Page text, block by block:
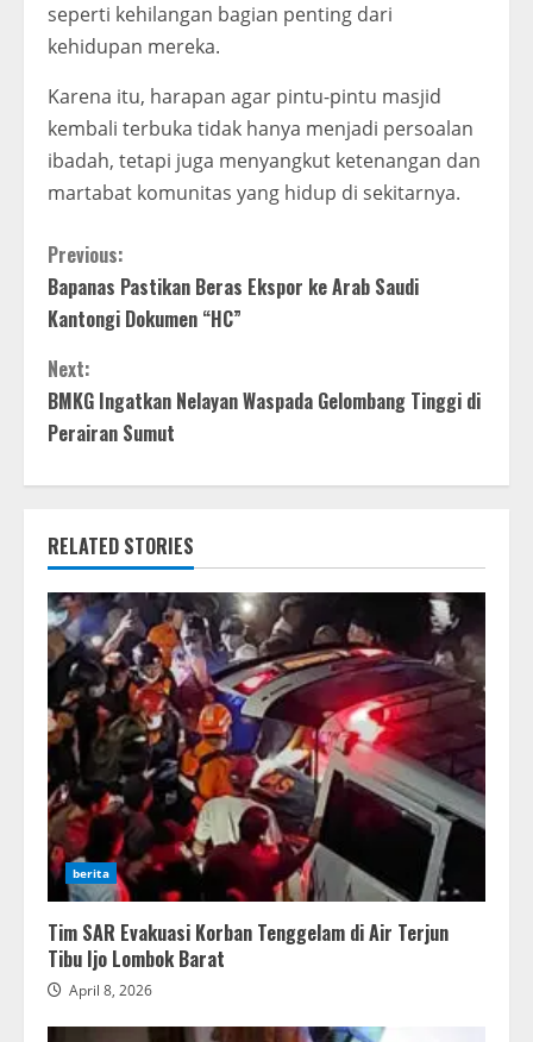
seperti kehilangan bagian penting dari
kehidupan mereka.
Karena itu, harapan agar pintu-pintu masjid
kembali terbuka tidak hanya menjadi persoalan
ibadah, tetapi juga menyangkut ketenangan dan
martabat komunitas yang hidup di sekitarnya.
Continue
Reading
Previous:
Bapanas Pastikan Beras Ekspor ke Arab Saudi
Kantongi Dokumen “HC”
Next:
BMKG Ingatkan Nelayan Waspada Gelombang Tinggi di
Perairan Sumut
RELATED STORIES
berita
Tim SAR Evakuasi Korban Tenggelam di Air Terjun
Tibu Ijo Lombok Barat
April 8, 2026